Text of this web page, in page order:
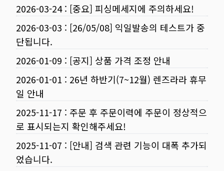
2026-03-24: [중요] 피싱메세지에 주의하세요!
2026-03-03 : [26/05/08] 익일발송의 테스트가 중
단됩니다.
2026-01-09 : [공지] 상품 가격 조정 안내
2026-01-01 : 26년 하반기(7~12월) 렌즈라라 휴무
일 안내
2025-11-17 : 주문 후 주문이력에 주문이 정상적으
로 표시되는지 확인해주세요!
2025-11-07 : [안내] 검색 관련 기능이 대폭 추가되
었습니다.